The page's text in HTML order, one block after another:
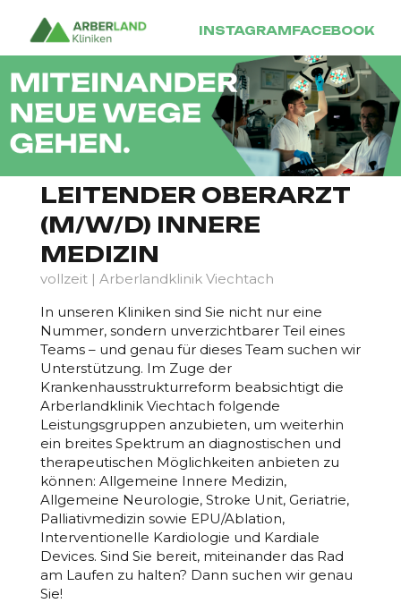
INSTAGRAMFACEBOOK
LEITENDER OBERARZT
(M/W/D) INNERE
MEDIZIN
vollzeit | Arberlandklinik Viechtach
In unseren Kliniken sind Sie nicht nur eine
Nummer, sondern unverzichtbarer Teil eines
Teams – und genau für dieses Team suchen wir
Unterstützung. Im Zuge der
Krankenhausstrukturreform beabsichtigt die
Arberlandklinik Viechtach folgende
Leistungsgruppen anzubieten, um weiterhin
ein breites Spektrum an diagnostischen und
therapeutischen Möglichkeiten anbieten zu
können: Allgemeine Innere Medizin,
Allgemeine Neurologie, Stroke Unit, Geriatrie,
Palliativmedizin sowie EPU/Ablation,
Interventionelle Kardiologie und Kardiale
Devices. Sind Sie bereit, miteinander das Rad
am Laufen zu halten? Dann suchen wir genau
Sie!